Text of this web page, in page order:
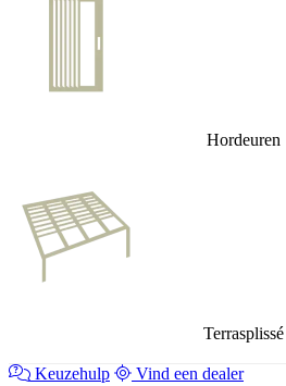
Hordeuren
Terrasplissé
Keuzehulp Vind een dealer